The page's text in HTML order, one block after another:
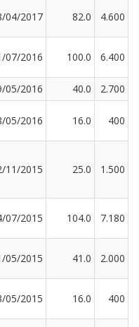
04/2017 82.0 4.600
07/2016 100.0 6.400
05/2016 40.0
2.700
05/2016 16.0 400
11/2015 25.0 1.500
07/2015 104.0 7.180
05/2015 41.0 2.000
05/2015 16.0 400